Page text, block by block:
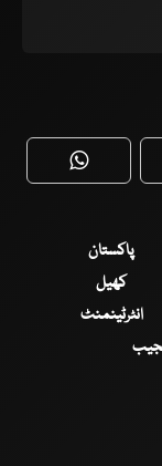
WhatsApp
پاکستان
کھیل
انٹرٹینمنٹ